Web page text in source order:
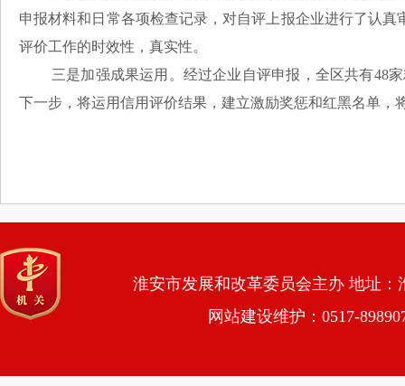
申报材料和日常各项检查记录，对自评上报企业进行了认
评价工作的时效性，真实性。
三是加强成果运用。经过企业自评申报，全区共有48
下一步，将运用信用评价结果，建立激励奖惩和红黑名单
淮安市发展和改革委员会主办 地址：
网站建设维护：0517-